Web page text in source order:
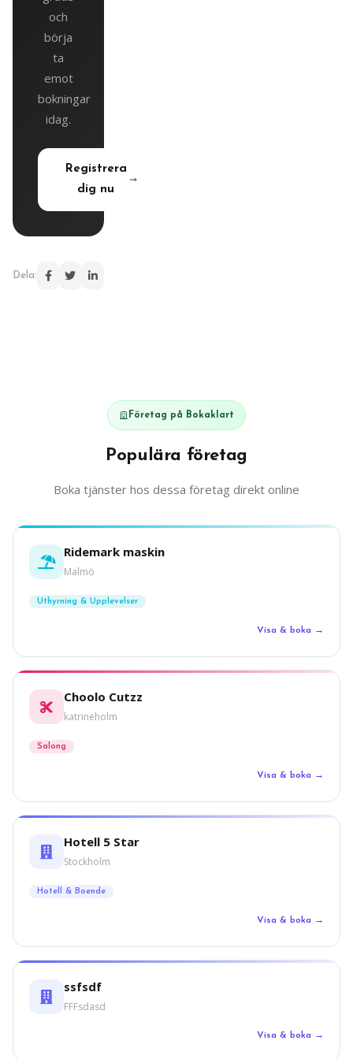
och
börja
ta
emot
bokningar
idag.
Registrera
dig nu
Dela:
Företag på Bokaklart
Populära företag
Boka tjänster hos dessa företag direkt online
Ridemark maskin
Malmö
Uthyrning & Upplevelser
Visa & boka →
Choolo Cutzz
katrineholm
Salong
Visa & boka →
Hotell 5 Star
Stockholm
Hotell & Boende
Visa & boka →
ssfsdf
FFFsdasd
Visa & boka →